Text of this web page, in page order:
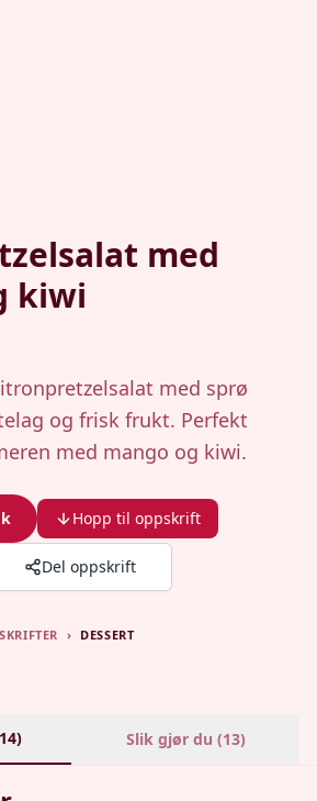
med
kiwi
med sprø
og frisk frukt. Perfekt
med mango og kiwi.
Hopp til oppskrift
Del oppskrift
› DESSERT
14) Slik gjør du (13)